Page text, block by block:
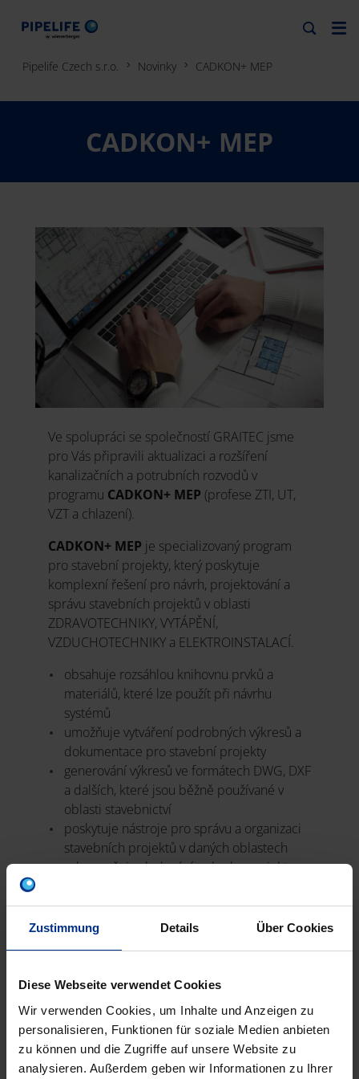
Zustimmung Details Über Cookies
Diese Webseite verwendet Cookies
Wir verwenden Cookies, um Inhalte und Anzeigen zu
personalisieren, Funktionen für soziale Medien anbieten
zu können und die Zugriffe auf unsere Website zu
analysieren. Außerdem geben wir Informationen zu Ihrer
Pipelife Czech s.r.o. Novinky CADKON+ MEP
CADKON+ MEP
Ve spolupráci se společností GRAITEC jsme
pro Vás připravili aktualizaci a rozšíření
kanalizačních a potrubních rozvodů v
programu CADKON+ MEP (profese ZTI, UT,
VZT a chlazení).
CADKON+ MEP je specializovaný program
pro stavební projekty, který poskytuje
komplexní řešení pro návrh, projektování a
správu stavebních projektů v oblasti
ZDRAVOTECHNIKY, VYTÁPĚNÍ,
VZDUCHOTECHNIKY a ELEKTROINSTALACÍ.
obsahuje rozsáhlou knihovnu prvků a
materiálů, které lze použít při návrhu
systémů
umožňuje vytváření podrobných výkresů a
dokumentace pro stavební projekty
generování výkresů ve formátech DWG, DXF
a dalších, které jsou běžně používané v
oblasti stavebnictví
poskytuje nástroje pro správu a organizaci
stavebních projektů v daných oblastech
zabezpečuje sledování pokroku projektu,
umožňuje integrovat se, se systémy pro
výměnu dat a spolupráci s dalšími účastníky
snadná komunikace a sdílení informací
mezi různými stranami projektu